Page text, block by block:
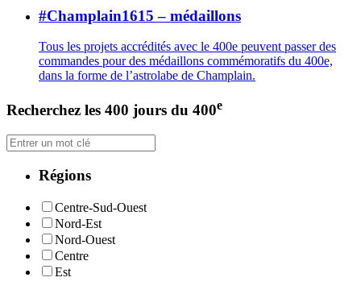
#Champlain1615 – médaillons
Tous les projets accrédités avec le 400e peuvent passer des
commandes pour des médaillons commémoratifs du 400e,
dans la forme de l’astrolabe de Champlain.
Recherchez les 400 jours du 400e
Régions
Centre-Sud-Ouest
Nord-Est
Nord-Ouest
Centre
Est